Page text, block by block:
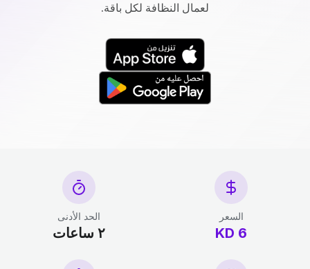
لعمال النظافة لكل باقة.
السعر
6 KD
الحد الأدنى
٢ ساعات